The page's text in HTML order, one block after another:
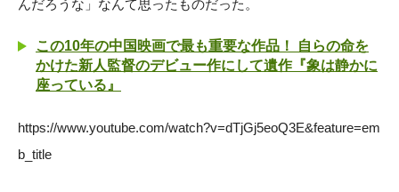
んだろうな」なんて思ったものだった。
この10年の中国映画で最も重要な作品！ 自らの命を
かけた新人監督のデビュー作にして遺作『象は静かに
座っている』
https://www.youtube.com/watch?v=dTjGj5eoQ3E&feature=em
b_title